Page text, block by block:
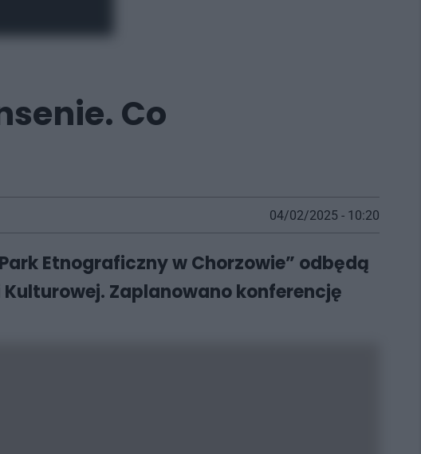
Co
04/02/2025 - 10:20
Etnograficzny w Chorzowie” odbędą
Zaplanowano konferencję